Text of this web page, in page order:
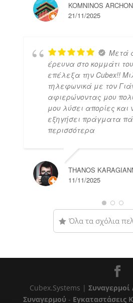
KOMNINOS
21/11/2025
Μετά
έρευνα στο κομμάτι
επέλεξα την Cubex!!
τηλεφωνικά με τον
αφιερώνοντας μου
μου λύσει απορίες και
εξηγήσει πράγματα
περισσότερα
THANOS
11/11/2025
Όλα τα σχόλια
Cubex.Systems |Συναγερμοί
Συναγερμού - Εγκαταστάσεις